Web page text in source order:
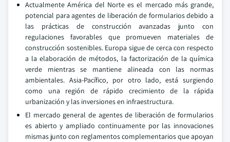
Actualmente América del Norte es el mercado más grande,
potencial para agentes de liberación de formularios debido a
las prácticas de construcción avanzadas junto con
regulaciones favorables que promueven materiales de
construcción sostenibles. Europa sigue de cerca con respecto
a la elaboración de métodos, la factorización de la química
verde mientras se mantiene alineada con las normas
ambientales. Asia-Pacífico, por otro lado, está surgiendo
como una región de rápido crecimiento de la rápida
urbanización y las inversiones en infraestructura.
El mercado general de agentes de liberación de formularios
es abierto y ampliado continuamente por las innovaciones
mismas junto con reglamentos complementarios que apoyan